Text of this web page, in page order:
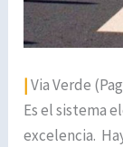
|Via Verde
Es el sistema
excelencia.